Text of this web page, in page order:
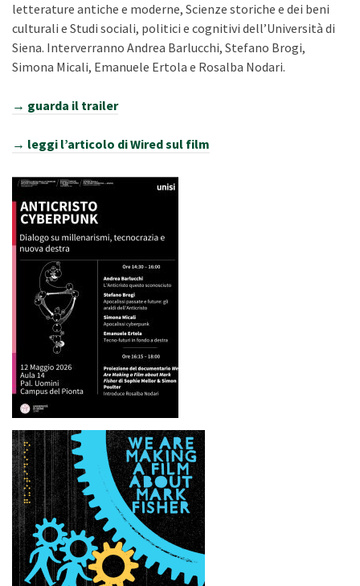
letterature antiche e moderne, Scienze storiche e dei beni
culturali e Studi sociali, politici e cognitivi dell’Università di
Siena. Interverranno Andrea Barlucchi, Stefano Brogi,
Simona Micali, Emanuele Ertola e Rosalba Nodari.
→ guarda il trailer
→ leggi l’articolo di Wired sul film